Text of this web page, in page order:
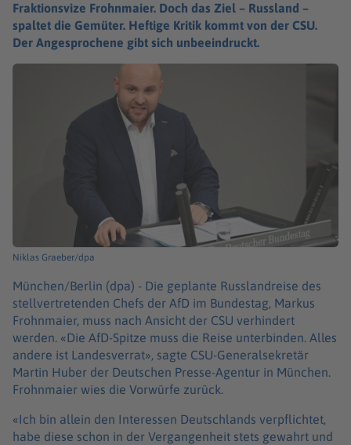
Fraktionsvize Frohnmaier. Doch das Ziel – Russland –
spaltet die Gemüter. Heftige Kritik kommt von der CSU.
Der Angesprochene gibt sich unbeeindruckt.
Niklas Graeber/dpa
München/Berlin (dpa) - Die geplante Russlandreise des
stellvertretenden Chefs der AfD im Bundestag, Markus
Frohnmaier, muss nach Ansicht der CSU verhindert
werden. «Die AfD-Spitze muss die Reise unterbinden. Alles
andere ist Landesverrat», sagte CSU-Generalsekretär
Martin Huber der Deutschen Presse-Agentur in München.
Frohnmaier wies die Vorwürfe zurück.
«Ich bin allein den Interessen Deutschlands verpflichtet,
habe diese schon in der Vergangenheit stets gewahrt und